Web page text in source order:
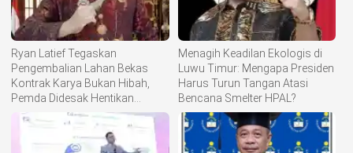
Ryan Latief Tegaskan
Pengembalian Lahan Bekas
Kontrak Karya Bukan Hibah,
Pemda Didesak Hentikan
Komoditisasi Tanah Ulayat
Menagih Keadilan Ekologis di
Luwu Timur: Mengapa Presiden
Harus Turun Tangan Atasi
Bencana Smelter HPAL?